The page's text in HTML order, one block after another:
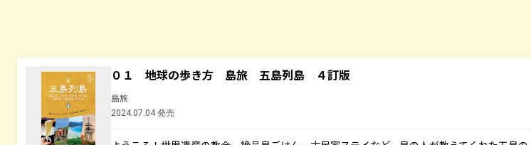
０１ 地球の歩き方 島旅 五島列島 ４訂版
島旅
2024.07.04 発売